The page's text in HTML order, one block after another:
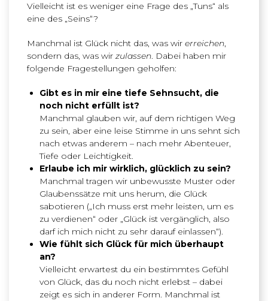
Vielleicht ist es weniger eine Frage des „Tuns“ als
eine des „Seins“?
Manchmal ist Glück nicht das, was wir erreichen,
sondern das, was wir zulassen. Dabei haben mir
folgende Fragestellungen geholfen:
Gibt es in mir eine tiefe Sehnsucht, die
noch nicht erfüllt ist?
Manchmal glauben wir, auf dem richtigen Weg
zu sein, aber eine leise Stimme in uns sehnt sich
nach etwas anderem – nach mehr Abenteuer,
Tiefe oder Leichtigkeit.
Erlaube ich mir wirklich, glücklich zu sein?
Manchmal tragen wir unbewusste Muster oder
Glaubenssätze mit uns herum, die Glück
sabotieren („Ich muss erst mehr leisten, um es
zu verdienen“ oder „Glück ist vergänglich, also
darf ich mich nicht zu sehr darauf einlassen“).
Wie fühlt sich Glück für mich überhaupt
an?
Vielleicht erwartest du ein bestimmtes Gefühl
von Glück, das du noch nicht erlebst – dabei
zeigt es sich in anderer Form. Manchmal ist